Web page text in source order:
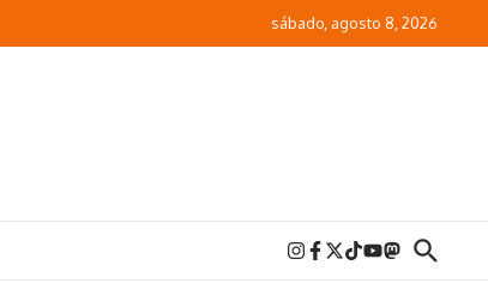
sábado, agosto 8, 2026